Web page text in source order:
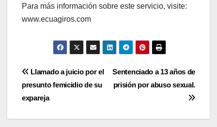
Para más información sobre este servicio, visite:
www.ecuagiros.com
Navegación
de
entradas
Sentenciado a 13 años de
prisión por abuso sexual.
Llamado a juicio por el
presunto femicidio de su
expareja